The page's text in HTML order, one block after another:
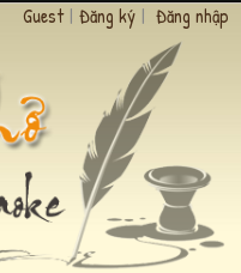
Guest | Đăng ký | Đăng nhập